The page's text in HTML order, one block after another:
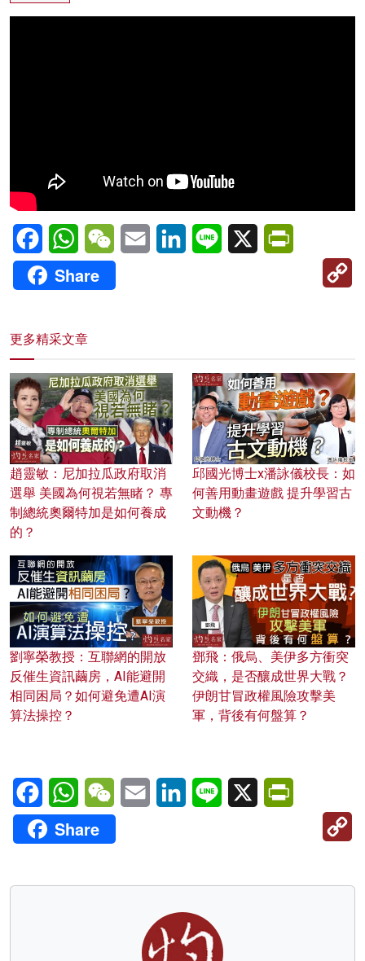
FacebookWhatsAppWeChatEmail LinkedInLine X
Share
更多精采文章
趙靈敏：尼加拉瓜政府取消
選舉 美國為何視若無睹？ 專
制總統奧爾特加是如何養成
的？
邱國光博士x潘詠儀校長：如
何善用動畫遊戲 提升學習古
文動機？
劉寧榮教授：互聯網的開放
反催生資訊繭房，AI能避開
相同困局？如何避免遭AI演
算法操控？
鄧飛：俄烏、美伊多方衝突
交織，是否釀成世界大戰？
伊朗甘冒政權風險攻擊美
軍，背後有何盤算？
FacebookWhatsAppWeChatEmail LinkedInLine X
Share